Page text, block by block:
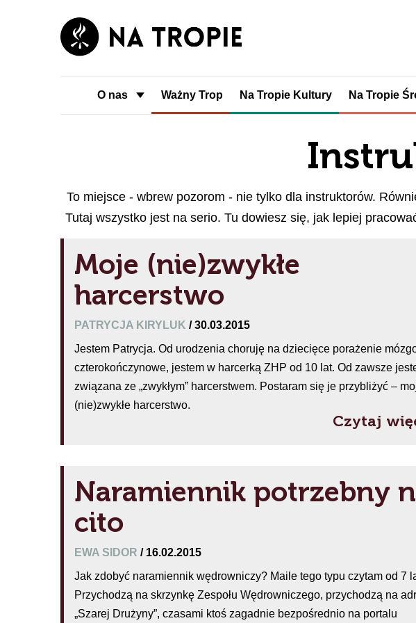
O nas Ważny Trop Na Tropie Kultury Na Tropie
To miejsce - wbrew pozorom - nie tylko dla instruktorów.
Tutaj wszystko jest na serio. Tu dowiesz się, jak lepiej
Moje (nie)zwykłe
harcerstwo
PATRYCJA KIRYLUK / 30.03.2015
Jestem Patrycja. Od urodzenia choruję na dziecięce porażenie
czterokończynowe, jestem w harcerką ZHP od 10 lat. Od zawsze
związana ze „zwykłym” harcerstwem. Postaram się je przybliżyć –
(nie)zwykłe harcerstwo.
Czytaj
Naramiennik potrzebny
cito
EWA SIDOR / 16.02.2015
Jak zdobyć naramiennik wędrowniczy? Maile tego typu czytam od 7
Przychodzą na skrzynkę Zespołu Wędrowniczego, przychodzą na
„Szarej Drużyny”, czasami ktoś zagadnie bezpośrednio na portalu